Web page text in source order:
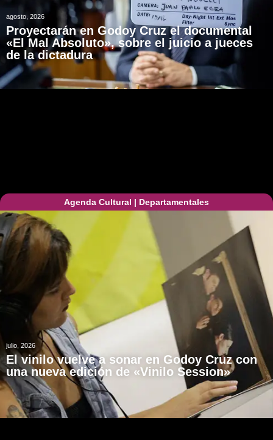
agosto, 2026
Proyectarán en Godoy Cruz el documental
«El Mal Absoluto», sobre el juicio a jueces
de la dictadura
Agenda Cultural | Departamentales
julio, 2026
El vinilo vuelve a sonar en Godoy Cruz con
una nueva edición de «Vinilo Session»